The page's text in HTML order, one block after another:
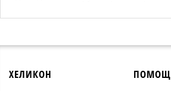
ХЕЛИКОН ПОМОЩ